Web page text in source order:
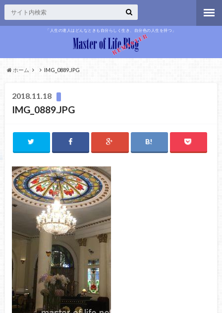
「人生の達人はどんなときも自分らしく生き、自分色の人生を持つ」
ホーム IMG_0889.JPG
2018.11.18
IMG_0889.JPG